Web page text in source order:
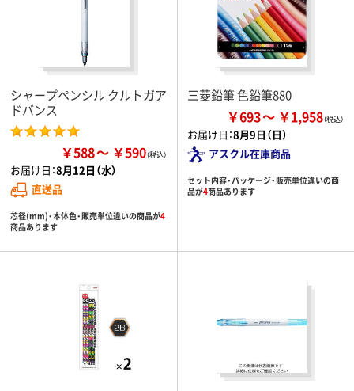
シャープペンシル クルトガア
ドバンス
￥588 ￥590
お届け日：8月12日（水）
直送品
芯径(mm)・本体色・販売単位違いの商品が4
商品あります
三菱鉛筆 色鉛筆880
￥693 ￥1,958
お届け日：8月9日（日）
アスクル在庫商品
セット内容・パッケージ・販売単位違いの商
品が4商品あります